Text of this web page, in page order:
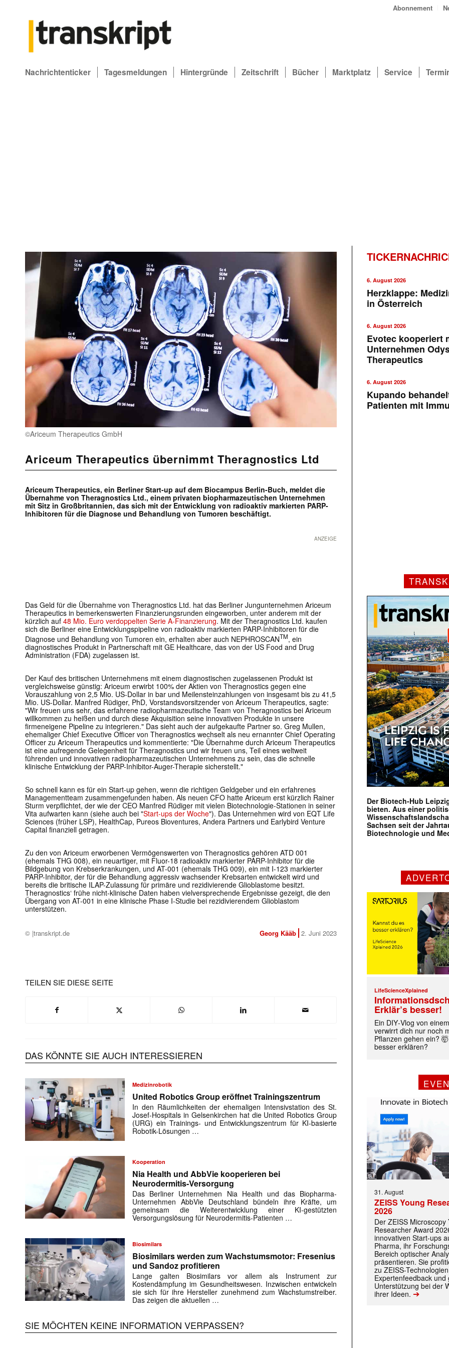
Abonnement
Nachrichtenticker Tagesmeldungen Hintergründe Zeitschrift Bücher Marktplatz Service
©Ariceum Therapeutics GmbH
Ariceum Therapeutics übernimmt Theragnostics Ltd
Ariceum Therapeutics, ein Berliner Start-up auf dem Biocampus Berlin-Buch, meldet die
Übernahme von Theragnostics Ltd., einem privaten biopharmazeutischen Unternehmen
mit Sitz in Großbritannien, das sich mit der Entwicklung von radioaktiv markierten PARP-
Inhibitoren für die Diagnose und Behandlung von Tumoren beschäftigt.
ANZEIGE
Das Geld für die Übernahme von Theragnostics Ltd. hat das Berliner Jungunternehmen Ariceum
Therapeutics in bemerkenswerten Finanzierungsrunden eingeworben, unter anderem mit der
kürzlich auf 48 Mio. Euro verdoppelten Serie A-Finanzierung. Mit der Theragnostics Ltd. kaufen
sich die Berliner eine Entwicklungspipeline von radioaktiv markierten PARP-Inhibitoren für die
Diagnose und Behandlung von Tumoren ein, erhalten aber auch NEPHROSCANTM, ein
diagnostisches Produkt in Partnerschaft mit GE Healthcare, das von der US Food and Drug
Administration (FDA) zugelassen ist.
Der Kauf des britischen Unternehmens mit einem diagnostischen zugelassenen Produkt ist
vergleichsweise günstig: Ariceum erwirbt 100% der Aktien von Theragnostics gegen eine
Vorauszahlung von 2,5 Mio. US-Dollar in bar und Meilensteinzahlungen von insgesamt bis zu 41,5
Mio. US-Dollar. Manfred Rüdiger, PhD, Vorstandsvorsitzender von Ariceum Therapeutics, sagte:
"Wir freuen uns sehr, das erfahrene radiopharmazeutische Team von Theragnostics bei Ariceum
willkommen zu heißen und durch diese Akquisition seine innovativen Produkte in unsere
firmeneigene Pipeline zu integrieren." Das sieht auch der aufgekaufte Partner so. Greg Mullen,
ehemaliger Chief Executive Officer von Theragnostics wechselt als neu ernannter Chief Operating
Officer zu Ariceum Therapeutics und kommentierte: "Die Übernahme durch Ariceum Therapeutics
ist eine aufregende Gelegenheit für Theragnostics und wir freuen uns, Teil eines weltweit
führenden und innovativen radiopharmazeutischen Unternehmens zu sein, das die schnelle
klinische Entwicklung der PARP-Inhibitor-Auger-Therapie sicherstellt."
So schnell kann es für ein Start-up gehen, wenn die richtigen Geldgeber und ein erfahrenes
Managementteam zusammengefunden haben. Als neuen CFO hatte Ariceum erst kürzlich Rainer
Sturm verpflichtet, der wie der CEO Manfred Rüdiger mit vielen Biotechnologie-Stationen in seiner
Vita aufwarten kann (siehe auch bei "Start-ups der Woche"). Das Unternehmen wird von EQT Life
Sciences (früher LSP), HealthCap, Pureos Bioventures, Andera Partners und Earlybird Venture
Capital finanziell getragen.
Zu den von Ariceum erworbenen Vermögenswerten von Theragnostics gehören ATD 001
(ehemals THG 008), ein neuartiger, mit Fluor-18 radioaktiv markierter PARP-Inhibitor für die
Bildgebung von Krebserkrankungen, und AT-001 (ehemals THG 009), ein mit I-123 markierter
PARP-Inhibitor, der für die Behandlung aggressiv wachsender Krebsarten entwickelt wird und
bereits die britische ILAP-Zulassung für primäre und rezidivierende Glioblastome besitzt.
Theragnostics‘ frühe nicht-klinische Daten haben vielversprechende Ergebnisse gezeigt, die den
Übergang von AT-001 in eine klinische Phase I-Studie bei rezidivierendem Glioblastom
unterstützen.
© |transkript.de Georg Kääb 2. Juni 2023
TEILEN SIE DIESE SEITE
DAS KÖNNTE SIE AUCH INTERESSIEREN
Medizinrobotik
United Robotics Group eröffnet Trainingszentrum
In den Räumlichkeiten der ehemaligen Intensivstation des St.
Josef-Hospitals in Gelsenkirchen hat die United Robotics Group
(URG) ein Trainings- und Entwicklungszentrum für KI-basierte
Robotik-Lösungen …
Kooperation
Nia Health und AbbVie kooperieren bei
Neurodermitis-Versorgung
Das Berliner Unternehmen Nia Health und das Biopharma-
Unternehmen AbbVie Deutschland bündeln ihre Kräfte, um
gemeinsam die Weiterentwicklung einer KI-gestützten
Versorgungslösung für Neurodermitis-Patienten …
Biosimilars
Biosimilars werden zum Wachstumsmotor: Fresenius
und Sandoz profitieren
Lange galten Biosimilars vor allem als Instrument zur
Kostendämpfung im Gesundheitswesen. Inzwischen entwickeln
sie sich für ihre Hersteller zunehmend zum Wachstumstreiber.
Das zeigen die aktuellen …
SIE MÖCHTEN KEINE INFORMATION VERPASSEN?
6. August 2026
Herzklappe:
in Österreich
6. August 2026
Evotec kooperiert
Unternehmen
Therapeutics
6. August 2026
Kupando
Patienten mit
Der Biotech-Hub
bieten. Aus einer
Sachsen seit der
Biotechnologie und
LifeScienceXplained
Erklär’s besser!
Ein DIY‑Vlog von
verwirrt dich nur noch
Pflanzen gehen ein?
besser erklären?
31. August
ZEISS Young
2026
Der ZEISS Microscopy
Researcher Award
innovativen Start-ups
Pharma, ihr
Bereich optischer
präsentieren. Sie
zu ZEISS-
Expertenfeedback und
Unterstützung bei der
ihrer Ideen. ➔